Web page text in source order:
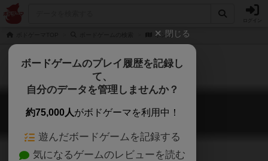
ホンガ
ホンガ
Honga
閉じる
ボードゲームのプレイ履歴を記録し
て、
自分のデータを管理しませんか？
約75,000人がボドゲーマを利用中！
遊んだボードゲームを記録する
気になるゲームのレビューを読む